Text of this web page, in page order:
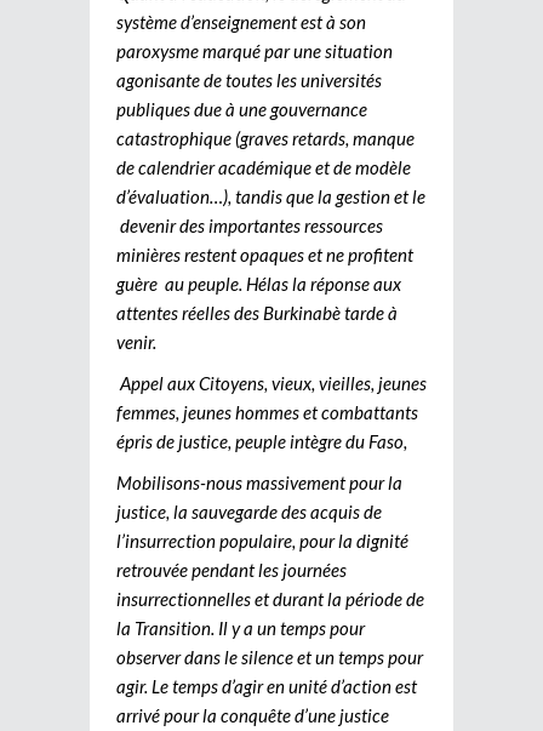
système d’enseignement est à son
paroxysme marqué par une situation
agonisante de toutes les universités
publiques due à une gouvernance
catastrophique (graves retards, manque
de calendrier académique et de modèle
d’évaluation…), tandis que la gestion et le
devenir des importantes ressources
minières restent opaques et ne profitent
guère au peuple. Hélas la réponse aux
attentes réelles des Burkinabè tarde à
venir.
Appel aux Citoyens, vieux, vieilles, jeunes
femmes, jeunes hommes et combattants
épris de justice, peuple intègre du Faso,
Mobilisons-nous massivement pour la
justice, la sauvegarde des acquis de
l’insurrection populaire, pour la dignité
retrouvée pendant les journées
insurrectionnelles et durant la période de
la Transition. Il y a un temps pour
observer dans le silence et un temps pour
agir. Le temps d’agir en unité d’action est
arrivé pour la conquête d’une justice